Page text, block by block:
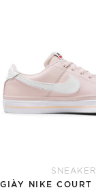
SNEAKER